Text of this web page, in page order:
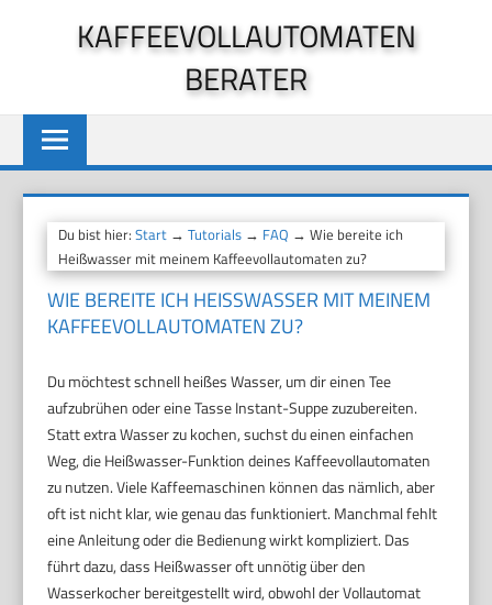
KAFFEEVOLLAUTOMATEN
BERATER
Du bist hier:Start →Tutorials → FAQ → Wie bereite ich
Heißwasser mit meinem Kaffeevollautomaten zu?
WIE BEREITE ICH HEISSWASSER MIT MEINEM K
AFFEEVOLLAUTOMATEN ZU?
Du möchtest schnell heißes Wasser, um dir einen Tee
aufzubrühen oder eine Tasse Instant-Suppe zuzubereiten.
Statt extra Wasser zu kochen, suchst du einen einfachen
Weg, die Heißwasser-Funktion deines Kaffeevollautomaten
zu nutzen. Viele Kaffeemaschinen können das nämlich, aber
oft ist nicht klar, wie genau das funktioniert. Manchmal fehlt
eine Anleitung oder die Bedienung wirkt kompliziert. Das
führt dazu, dass Heißwasser oft unnötig über den
Wasserkocher bereitgestellt wird, obwohl der Vollautomat